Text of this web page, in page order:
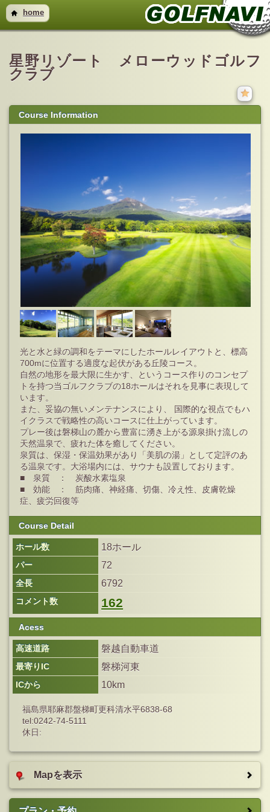
home
星野リゾート メローウッドゴルフ
クラブ
Course Information
光と水と緑の調和をテーマにしたホールレイアウトと、標高
700mに位置する適度な起伏がある丘陵コース。
自然の地形を最大限に生かす、というコース作りのコンセプ
トを持つ当ゴルフクラブの18ホールはそれを見事に表現して
います。
また、妥協の無いメンテナンスにより、 国際的な視点でもハ
イクラスで戦略性の高いコースに仕上がっています。
プレー後は磐梯山の麓から豊富に湧き上がる源泉掛け流しの
天然温泉で、疲れた体を癒してください。
泉質は、保湿・保温効果があり「美肌の湯」として定評のあ
る温泉です。大浴場内には、サウナも設置しております。
■ 泉質 ： 炭酸水素塩泉
■ 効能 ： 筋肉痛、神経痛、切傷、冷え性、皮膚乾燥
症、疲労回復等
Course Detail
ホール数 18ホール
パー 72
全長 6792
コメント数 162
Acess
高速道路 磐越自動車道
最寄りIC 磐梯河東
ICから 10km
福島県耶麻郡盤梯町更科清水平6838-68
tel:0242-74-5111
休日:
Mapを表示